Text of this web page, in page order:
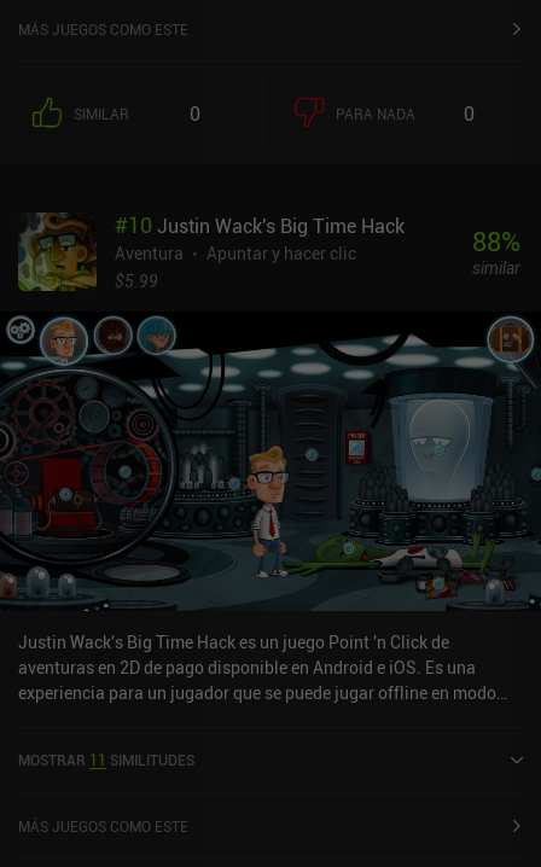
MÁS JUEGOS COMO ESTE
SIMILAR 0 PARA NADA 0
#10 Justin Wack's Big Time Hack
Aventura
Apuntar y hacer clic
$5.99
88%
similar
Justin Wack's Big Time Hack es un juego Point 'n Click de
aventuras en 2D de pago disponible en Android e iOS. Es una
experiencia para un jugador que se puede jugar offline en modo
y de 4,9 sobre 5,0 en la App Store de iOS.
MOSTRAR 11 SIMILITUDES
MÁS JUEGOS COMO ESTE